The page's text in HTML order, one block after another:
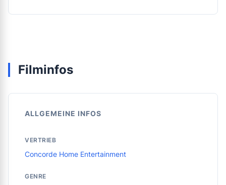
Filminfos
ALLGEMEINE INFOS
VERTRIEB
Concorde Home Entertainment
GENRE